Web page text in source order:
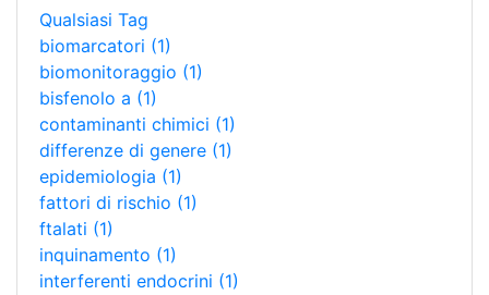
Qualsiasi Tag
biomarcatori (1)
biomonitoraggio (1)
bisfenolo a (1)
contaminanti chimici (1)
differenze di genere (1)
epidemiologia (1)
fattori di rischio (1)
ftalati (1)
inquinamento (1)
interferenti endocrini (1)